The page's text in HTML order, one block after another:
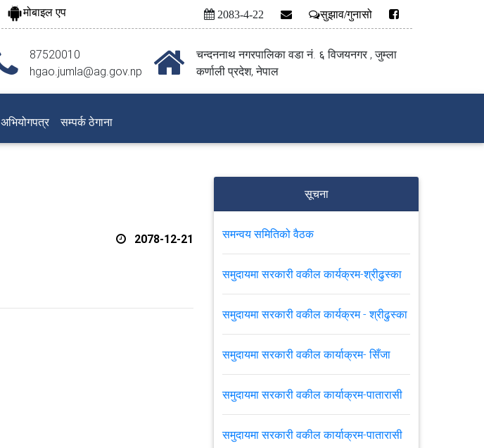
मोबाइल एप 2083-4-22 सुझाव/गुनासो
87520010
hgao.jumla@ag.gov.np
चन्दननाथ नगरपालिका वडा नं. ६ विजयनगर , जुम्ला
कर्णाली प्रदेश, नेपाल
अभियोगपत्र सम्पर्क ठेगाना
2078-12-21
सूचना
समन्वय समितिको वैठक
समुदायमा सरकारी वकील कार्यक्रम-श्रीढुस्का
समुदायमा सरकारी वकील कार्यक्रम - श्रीढुस्का
समुदायमा सरकारी वकील कार्याक्रम- सिँजा
समुदायमा सरकारी वकील कार्याक्रम-पातारासी
समुदायमा सरकारी वकील कार्याक्रम-पातारासी